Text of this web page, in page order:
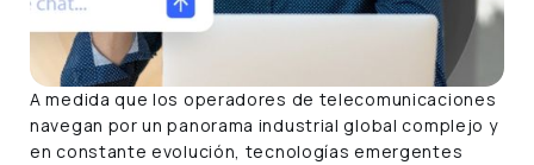
A medida que los operadores de telecomunicaciones
navegan por un panorama industrial global complejo y
en constante evolución, tecnologías emergentes